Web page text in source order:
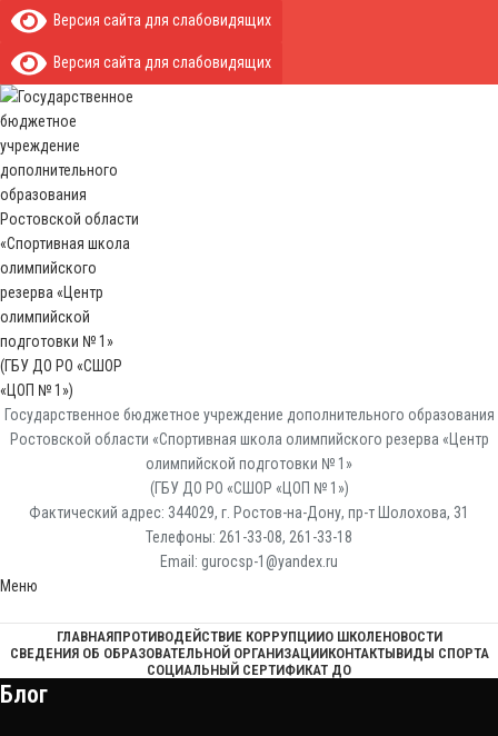
Версия сайта для слабовидящих
Версия сайта для слабовидящих
Государственное бюджетное учреждение дополнительного образования
Ростовской области «Спортивная школа олимпийского резерва «Центр
олимпийской подготовки № 1»
(ГБУ ДО РО «СШОР «ЦОП № 1»)
Фактический адрес: 344029, г. Ростов-на-Дону, пр-т Шолохова, 31
Телефоны: 261-33-08, 261-33-18
Email: gurocsp-1@yandex.ru
Меню
ГЛАВНАЯПРОТИВОДЕЙСТВИЕ КОРРУПЦИИО ШКОЛЕНОВОСТИ
СВЕДЕНИЯ ОБ ОБРАЗОВАТЕЛЬНОЙ ОРГАНИЗАЦИИКОНТАКТЫВИДЫ СПОРТА
СОЦИАЛЬНЫЙ СЕРТИФИКАТ ДО
Блог